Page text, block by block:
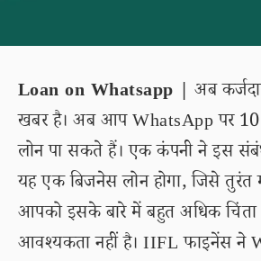
Loan on Whatsapp | अब
खबर है। अब आप WhatsApp पर
लोन पा सकते हैं। एक कंपनी ने इस
यह एक बिजनेस लोन होगा, जिसे तुरंत
आपको इसके बारे में बहुत अधिक
आवश्यकता नहीं है। IIFL फाइनेंस ने